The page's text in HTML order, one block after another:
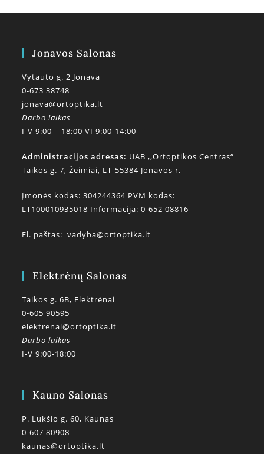
Jonavos Salonas
Vytauto g. 2 Jonava
0-673 38748
jonava@ortoptika.lt
Darbo laikas
I-V 9:00 – 18:00 VI 9:00-14:00
Administracijos adresas: UAB ,,Ortoptikos Centras“
Taikos g. 7, Žeimiai, LT-55384 Jonavos r.
Įmonės kodas: 304244364 PVM kodas:
LT100010935018 Informacija: 0-652 08816
El. paštas:vadyba@ortoptika.lt
Elektrėnų Salonas
Taikos g. 6B, Elektrėnai
0-605 90595
elektrenai@ortoptika.lt
Darbo laikas
I-V 9:00-18:00
Kauno Salonas
P. Lukšio g. 60, Kaunas
0-607 80908
kaunas@ortoptika.lt